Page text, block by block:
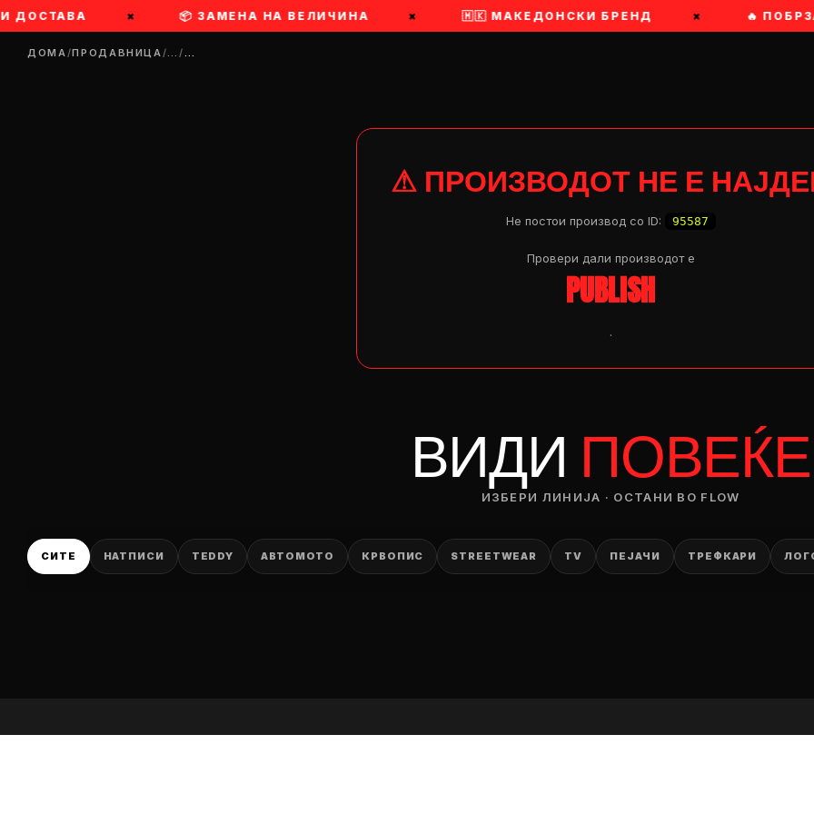
ДОСТАВА × 📦 ЗАМЕНА НА ВЕЛИЧИНА × 🇲🇰 МАКЕДОНСКИ БРЕНД × 🔥
ДОМА/ПРОДАВНИЦА/…/…
⚠ ПРОИЗВОДОТ НЕ Е
Не постои производ со ID: 95587
Провери дали производот e
PUBLISH
.
ВИДИ ПОВЕЌЕ
ИЗБЕРИ ЛИНИЈА · ОСТАНИ ВО FLOW
СИТЕ НАТПИСИ TEDDY АВТОМОТО КРВОПИС STREETWEAR TV ПЕЈАЧИ ТРЕФКАРИ
— ден
ПЛАТИ ПРИ ДОСТАВА ВО КЕШ